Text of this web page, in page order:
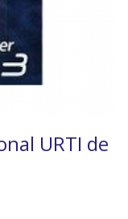
URTI de